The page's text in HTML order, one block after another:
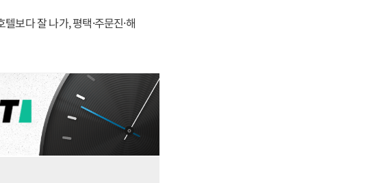
보다 잘 나가, 평택·주문진·해